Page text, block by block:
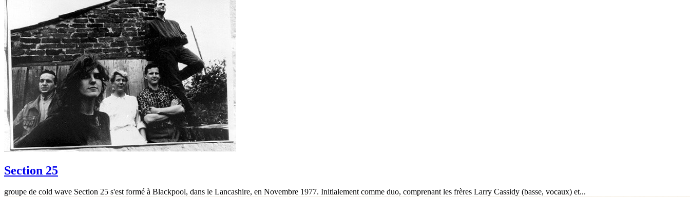
Section 25
groupe de cold wave Section 25 s'est formé à Blackpool, dans le Lancashire, en Novembre 1977. Initialement comme duo, comprenant les frères Larry Cassidy (basse, vocaux) et...